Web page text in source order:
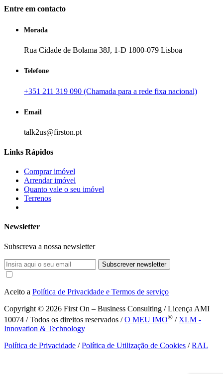
Entre em contacto
Morada
Rua Cidade de Bolama 38J, 1-D 1800-079 Lisboa
Telefone
+351 211 319 090 (Chamada para a rede fixa nacional)
Email
talk2us@firston.pt
Links Rápidos
Comprar imóvel
Arrendar imóvel
Quanto vale o seu imóvel
Terrenos
Newsletter
Subscreva a nossa newsletter
Subscrever newsletter
Aceito a Política de Privacidade e Termos de serviço
Copyright © 2026 First On – Business Consulting / Licença AMI
10074 / Todos os direitos reservados /O MEU IMO® / XLM -
Innovation & Technology
Política de Privacidade /Política de Utilização de Cookies /RAL